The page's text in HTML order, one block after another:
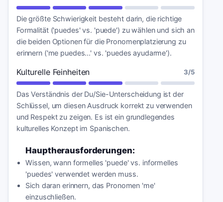
Die größte Schwierigkeit besteht darin, die richtige
Formalität ('puedes' vs. 'puede') zu wählen und sich an
die beiden Optionen für die Pronomenplatzierung zu
erinnern ('me puedes...' vs. 'puedes ayudarme').
Kulturelle Feinheiten 3/5
Das Verständnis der Du/Sie-Unterscheidung ist der
Schlüssel, um diesen Ausdruck korrekt zu verwenden
und Respekt zu zeigen. Es ist ein grundlegendes
kulturelles Konzept im Spanischen.
Hauptherausforderungen:
Wissen, wann formelles 'puede' vs. informelles
'puedes' verwendet werden muss.
Sich daran erinnern, das Pronomen 'me'
einzuschließen.